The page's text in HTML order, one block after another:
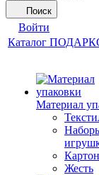
Поиск
Войти
Каталог
Материал
Картон
Жесть